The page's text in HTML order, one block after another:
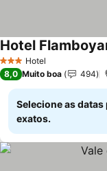
3 EstrelasHotel
Hotel
8,0 Muito boa 494
Selecione as
exatos.